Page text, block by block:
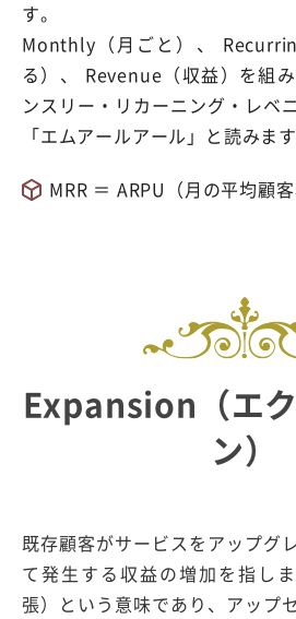
す。
Monthly（月ごと）、
る）、 Revenue（収益）を組
ンスリー・リカーニング・レベ
「エムアールアール」と読みます
MRR ＝ ARPU（月の平均顧
Expansion（エ
ン）
既存顧客がサービスをアップグ
て発生する収益の増加を指し
張）という意味であり、アップ